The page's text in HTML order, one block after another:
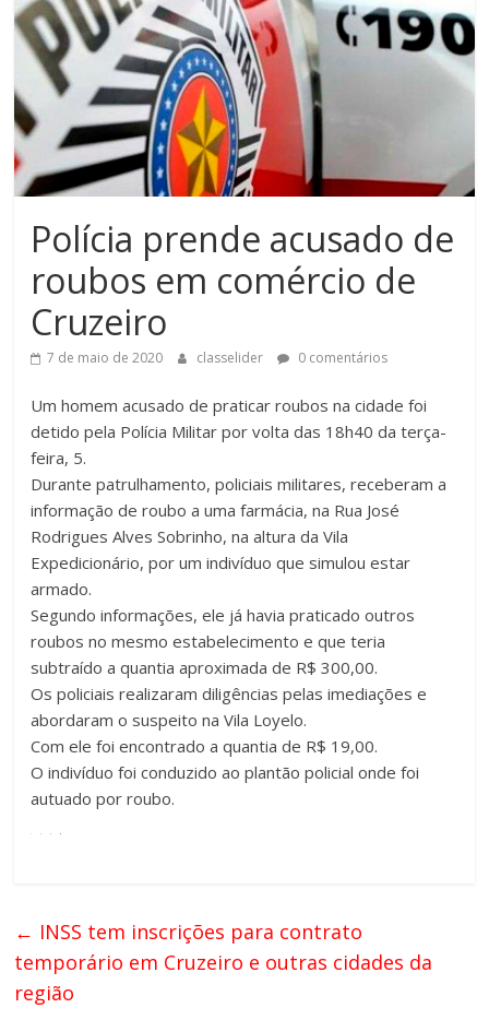
Polícia prende acusado de
roubos em comércio de
Cruzeiro
7 de maio de 2020 classelider 0 comentários
Um homem acusado de praticar roubos na cidade foi
detido pela Polícia Militar por volta das 18h40 da terça-
feira, 5.
Durante patrulhamento, policiais militares, receberam a
informação de roubo a uma farmácia, na Rua José
Rodrigues Alves Sobrinho, na altura da Vila
Expedicionário, por um indivíduo que simulou estar
armado.
Segundo informações, ele já havia praticado outros
roubos no mesmo estabelecimento e que teria
subtraído a quantia aproximada de R$ 300,00.
Os policiais realizaram diligências pelas imediações e
abordaram o suspeito na Vila Loyelo.
Com ele foi encontrado a quantia de R$ 19,00.
O indivíduo foi conduzido ao plantão policial onde foi
autuado por roubo.
← INSS tem inscrições para contrato
temporário em Cruzeiro e outras cidades da
região